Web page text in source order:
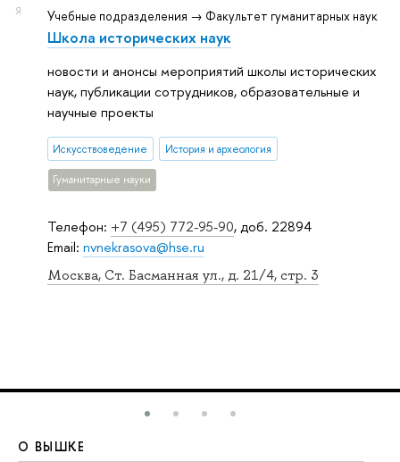
Я
Телефон: +7 (495) 772-95-90, доб. 22894
Email: nvnekrasova@hse.ru
Москва, Ст. Басманная ул., д. 21/4, стр. 3
Учебные подразделения → Факультет гуманитарных наук
Школа исторических наук
новости и анонсы мероприятий школы исторических
наук, публикации сотрудников, образовательные и
научные проекты
Искусствоведение История и археология
Гуманитарные науки
О ВЫШКЕ